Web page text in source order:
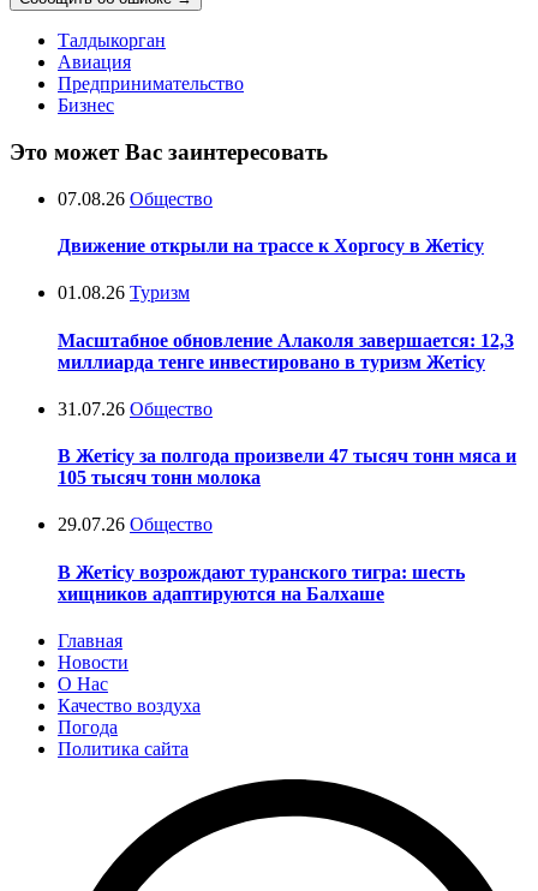
Талдыкорган
Авиация
Предпринимательство
Бизнес
Это может Вас заинтересовать
07.08.26 Общество
Движение открыли на трассе к Хоргосу в Жетісу
01.08.26 Туризм
Масштабное обновление Алаколя завершается: 12,3
миллиарда тенге инвестировано в туризм Жетісу
31.07.26 Общество
В Жетісу за полгода произвели 47 тысяч тонн мяса и
105 тысяч тонн молока
29.07.26 Общество
В Жетісу возрождают туранского тигра: шесть
хищников адаптируются на Балхаше
Главная
Новости
О Нас
Качество воздуха
Погода
Политика сайта